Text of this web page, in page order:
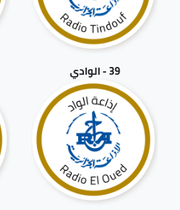
39 - الوادي